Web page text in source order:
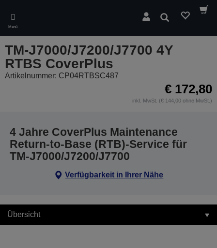
main
content
Menü
Suchen
TM-J7000/J7200/J7700 4Y
RTBS CoverPlus
Artikelnummer: CP04RTBSC487
€ 172,80
inkl. MwSt. (€ 144,00 ohne MwSt.)
4 Jahre CoverPlus Maintenance
Return-to-Base (RTB)-Service für
TM-J7000/J7200/J7700
Verfügbarkeit in Ihrer Nähe
Übersicht